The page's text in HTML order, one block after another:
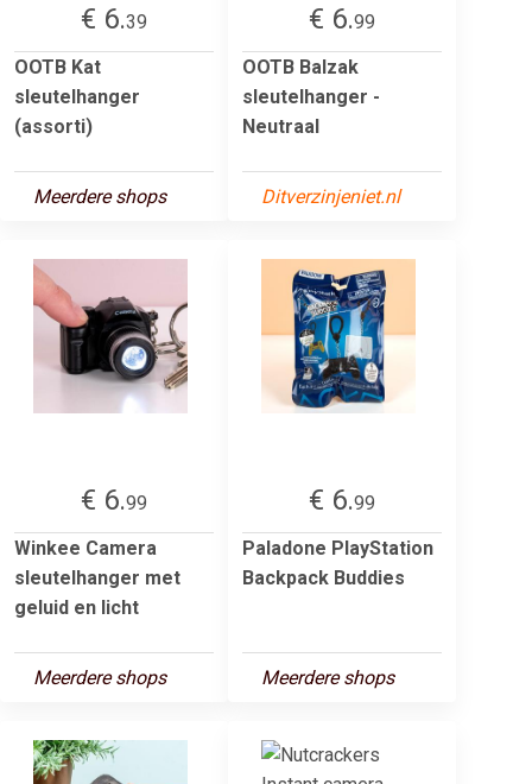
€ 6.39
OOTB Kat
sleutelhanger
(assorti)
Meerdere shops
€ 6.99
OOTB Balzak
sleutelhanger -
Neutraal
Ditverzinjeniet.nl
€ 6.99
Winkee Camera
sleutelhanger met
geluid en licht
Meerdere shops
€ 6.99
Paladone PlayStation
Backpack Buddies
Meerdere shops